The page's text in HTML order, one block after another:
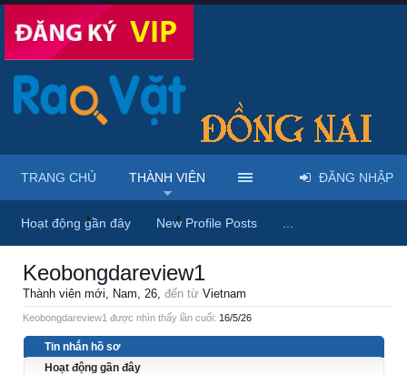
Trang chủ Thành viên Keobongdareview1
Keobongdareview1
Thành viên mới, Nam, 26, đến từ Vietnam
Keobongdareview1 được nhìn thấy lần cuối: 16/5/26
Tin nhắn hồ sơ
Hoạt động gần đây
TRANG CHỦ THÀNH VIÊN
Hoạt động gần đây New Profile Posts
ĐĂNG NHẬP